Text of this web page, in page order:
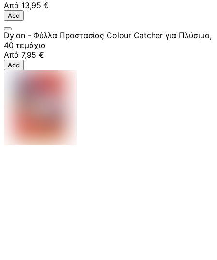
Από 13,95 €
Add
Dylon - Φύλλα Προστασίας Colour Catcher για Πλύσιμο,
40 τεμάχια
Από 7,95 €
Add